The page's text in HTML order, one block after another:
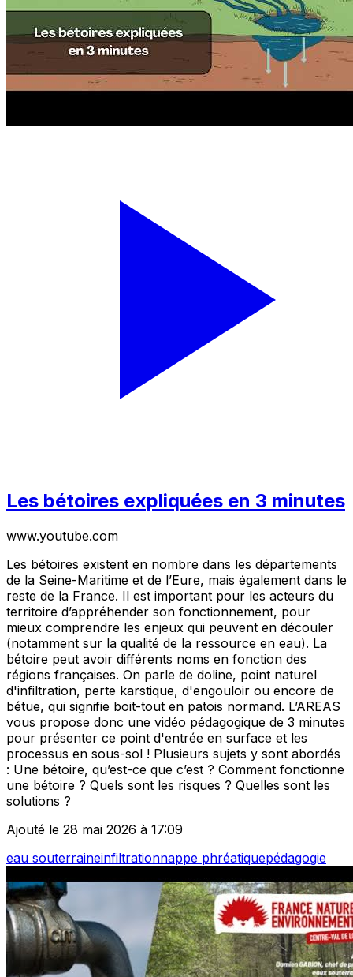
Les bétoires expliquées en 3 minutes
www.youtube.com
Les bétoires existent en nombre dans les départements
de la Seine-Maritime et de l’Eure, mais également dans le
reste de la France. Il est important pour les acteurs du
territoire d’appréhender son fonctionnement, pour
mieux comprendre les enjeux qui peuvent en découler
(notamment sur la qualité de la ressource en eau). La
bétoire peut avoir différents noms en fonction des
régions françaises. On parle de doline, point naturel
d'infiltration, perte karstique, d'engouloir ou encore de
bétue, qui signifie boit-tout en patois normand. L’AREAS
vous propose donc une vidéo pédagogique de 3 minutes
pour présenter ce point d'entrée en surface et les
processus en sous-sol ! Plusieurs sujets y sont abordés
: Une bétoire, qu’est-ce que c’est ? Comment fonctionne
une bétoire ? Quels sont les risques ? Quelles sont les
solutions ?
Ajouté le 28 mai 2026 à 17:09
eau souterraineinfiltrationnappe phréatiquepédagogie